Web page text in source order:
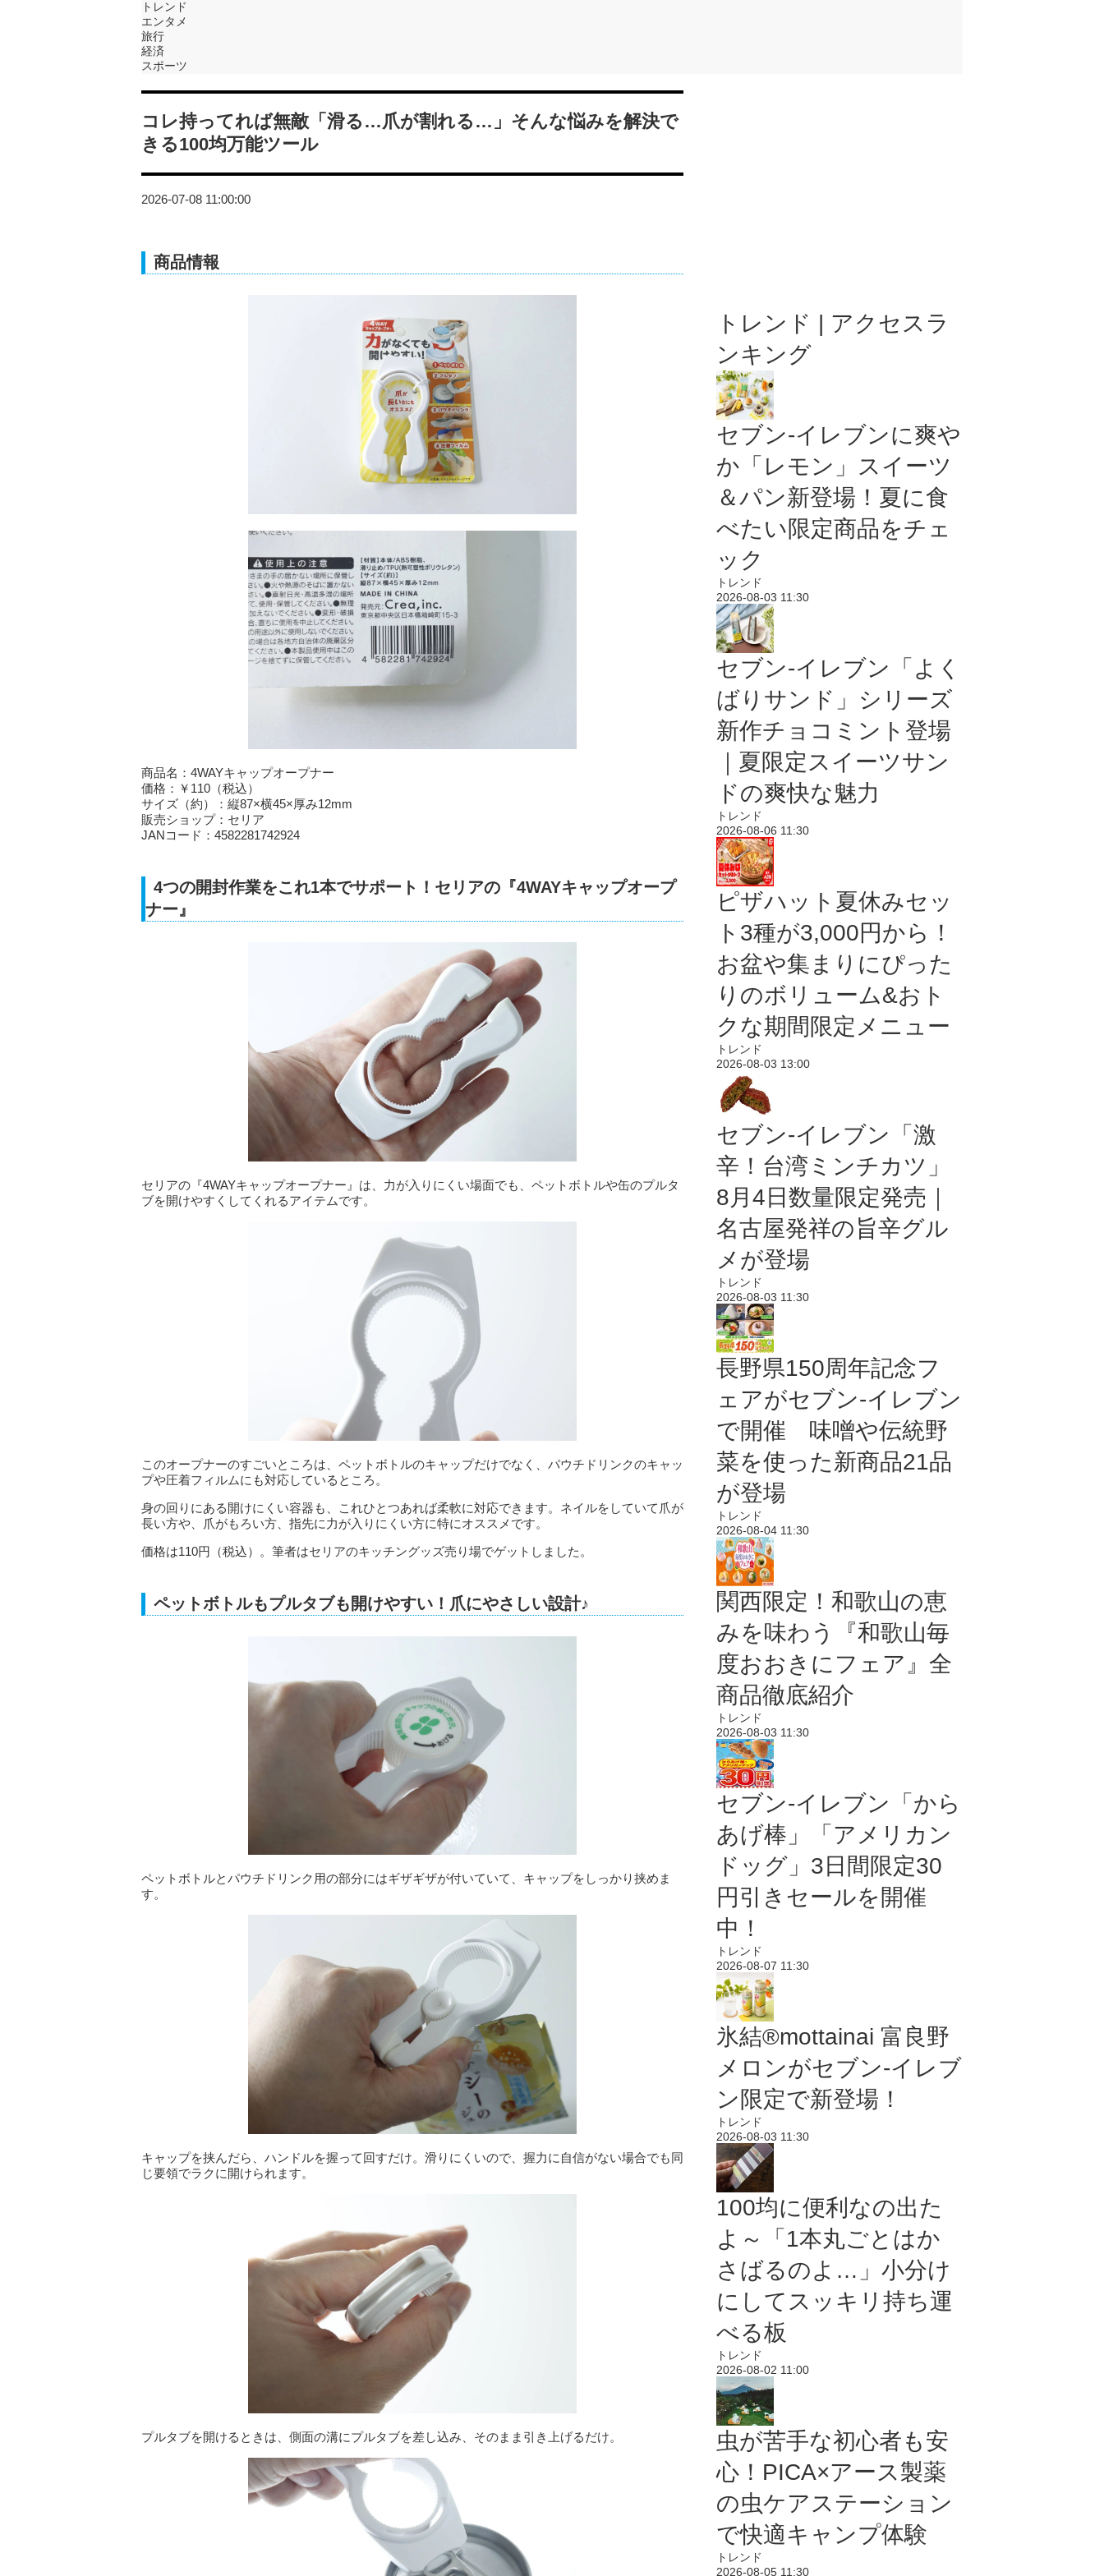
トレンド
エンタメ
旅行
経済
スポーツ
コレ持ってれば無敵「滑る…爪が割れる…」そんな悩みを解決で
きる100均万能ツール
2026-07-08 11:00:00
商品情報
商品名：4WAYキャップオープナー
価格：￥110（税込）
サイズ（約）：縦87×横45×厚み12mm
販売ショップ：セリア
JANコード：4582281742924
4つの開封作業をこれ1本でサポート！セリアの『4WAYキャップオープ
ナー』
セリアの『4WAYキャップオープナー』は、力が入りにくい場面でも、ペットボトルや缶のプルタ
ブを開けやすくしてくれるアイテムです。
このオープナーのすごいところは、ペットボトルのキャップだけでなく、パウチドリンクのキャッ
プや圧着フィルムにも対応しているところ。
身の回りにある開けにくい容器も、これひとつあれば柔軟に対応できます。ネイルをしていて爪が
長い方や、爪がもろい方、指先に力が入りにくい方に特にオススメです。
価格は110円（税込）。筆者はセリアのキッチングッズ売り場でゲットしました。
ペットボトルもプルタブも開けやすい！爪にやさしい設計♪
ペットボトルとパウチドリンク用の部分にはギザギザが付いていて、キャップをしっかり挟めま
す。
キャップを挟んだら、ハンドルを握って回すだけ。滑りにくいので、握力に自信がない場合でも同
じ要領でラクに開けられます。
プルタブを開けるときは、側面の溝にプルタブを差し込み、そのまま引き上げるだけ。
トレンド | アクセスラ
ンキング
セブン‐イレブンに爽や
か「レモン」スイーツ
＆パン新登場！夏に食
べたい限定商品をチェ
ック
トレンド
2026-08-03 11:30
セブン‐イレブン「よく
ばりサンド」シリーズ
新作チョコミント登場
｜夏限定スイーツサン
ドの爽快な魅力
トレンド
2026-08-06 11:30
ピザハット夏休みセッ
ト3種が3,000円から！
お盆や集まりにぴった
りのボリューム&おト
クな期間限定メニュー
トレンド
2026-08-03 13:00
セブン-イレブン「激
辛！台湾ミンチカツ」
8月4日数量限定発売｜
名古屋発祥の旨辛グル
メが登場
トレンド
2026-08-03 11:30
長野県150周年記念フ
ェアがセブン-イレブン
で開催 味噌や伝統野
菜を使った新商品21品
が登場
トレンド
2026-08-04 11:30
関西限定！和歌山の恵
みを味わう『和歌山毎
度おおきにフェア』全
商品徹底紹介
トレンド
2026-08-03 11:30
セブン‐イレブン「から
あげ棒」「アメリカン
ドッグ」3日間限定30
円引きセールを開催
中！
トレンド
2026-08-07 11:30
氷結®mottainai 富良野
メロンがセブン‐イレブ
ン限定で新登場！
トレンド
2026-08-03 11:30
100均に便利なの出た
よ～「1本丸ごとはか
さばるのよ…」小分け
にしてスッキリ持ち運
べる板
トレンド
2026-08-02 11:00
虫が苦手な初心者も安
心！PICA×アース製薬
の虫ケアステーション
で快適キャンプ体験
トレンド
2026-08-05 11:30